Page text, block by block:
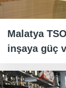
Malatya
inşaya güç